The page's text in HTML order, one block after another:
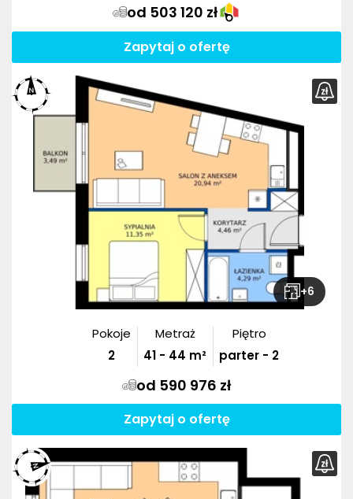
od 503 120 zł
Zapytaj o ofertę
+6
Pokoje
2
Metraż
41 - 44 m²
Piętro
parter - 2
od 590 976 zł
Zapytaj o ofertę